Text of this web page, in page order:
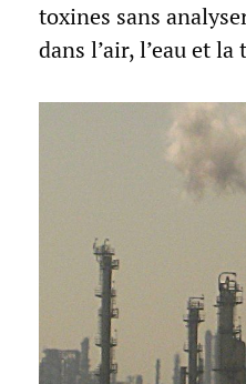
toxines sans
dans l’air, l’eau et la